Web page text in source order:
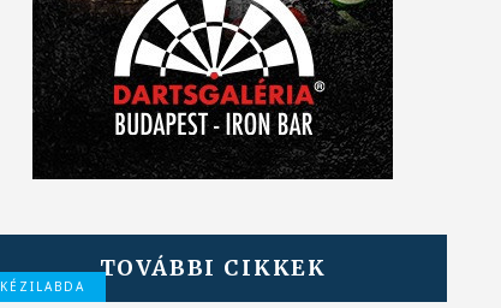
TOVÁBBI CIKKEK
KÉZILABDA